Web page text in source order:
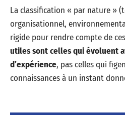
La classification « par nature »
organisationnel,
rigide pour rendre compte de
utiles sont celles qui évoluent
d’expérience, pas celles qui
connaissances à un instant